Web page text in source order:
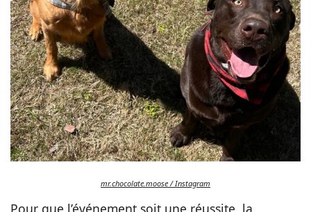
mr.chocolate.moose / Instagram
Pour que l’événement soit une réussite, la